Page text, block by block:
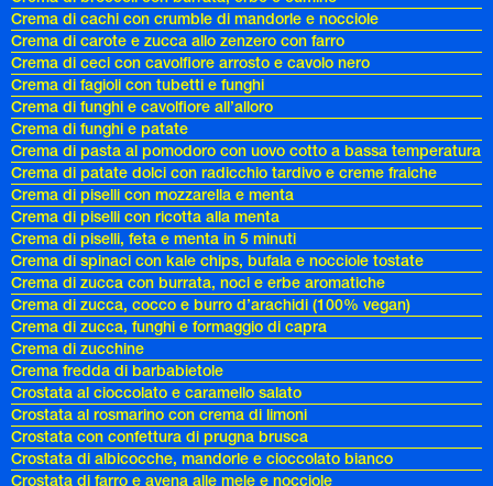
Crema di cachi con crumble di mandorle e nocciole
Crema di carote e zucca allo zenzero con farro
Crema di ceci con cavolfiore arrosto e cavolo nero
Crema di fagioli con tubetti e funghi
Crema di funghi e cavolfiore all’alloro
Crema di funghi e patate
Crema di pasta al pomodoro con uovo cotto a bassa temperatura
Crema di patate dolci con radicchio tardivo e creme fraiche
Crema di piselli con mozzarella e menta
Crema di piselli con ricotta alla menta
Crema di piselli, feta e menta in 5 minuti
Crema di spinaci con kale chips, bufala e nocciole tostate
Crema di zucca con burrata, noci e erbe aromatiche
Crema di zucca, cocco e burro d’arachidi (100% vegan)
Crema di zucca, funghi e formaggio di capra
Crema di zucchine
Crema fredda di barbabietole
Crostata al cioccolato e caramello salato
Crostata al rosmarino con crema di limoni
Crostata con confettura di prugna brusca
Crostata di albicocche, mandorle e cioccolato bianco
Crostata di farro e avena alle mele e nocciole